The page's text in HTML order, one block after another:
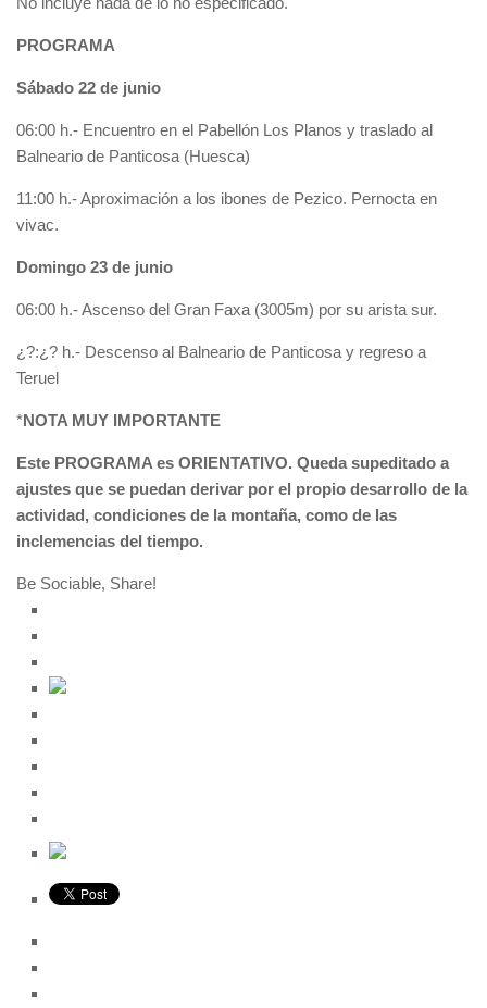
PROGRAMA
Sábado 22 de junio
06:00 h.- Encuentro en el Pabellón Los Planos y traslado al
Balneario de Panticosa (Huesca)
11:00 h.- Aproximación a los ibones de Pezico. Pernocta en
vivac.
Domingo 23 de junio
06:00 h.- Ascenso del Gran Faxa (3005m) por su arista sur.
¿?:¿? h.- Descenso al Balneario de Panticosa y regreso a
Teruel
*NOTA MUY IMPORTANTE
Este PROGRAMA es ORIENTATIVO. Queda supeditado a
ajustes que se puedan derivar por el propio desarrollo de la
actividad, condiciones de la montaña, como de las
inclemencias del tiempo.
Be Sociable, Share!